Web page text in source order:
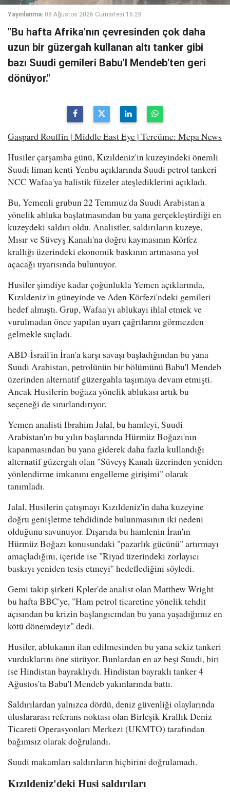
Yayınlanma: 08 Ağustos 2026 Cumartesi 16:28
"Bu hafta Afrika'nın çevresinden çok daha
uzun bir güzergah kullanan altı tanker gibi
bazı Suudi gemileri Babu'l Mendeb'ten geri
dönüyor."
Gaspard Rouffin | Middle East Eye | Tercüme: Mepa News
Husiler çarşamba günü, Kızıldeniz'in kuzeyindeki önemli
Suudi liman kenti Yenbu açıklarında Suudi petrol tankeri
NCC Wafaa'ya balistik füzeler ateşlediklerini açıkladı.
Bu, Yemenli grubun 22 Temmuz'da Suudi Arabistan'a
yönelik abluka başlatmasından bu yana gerçekleştirdiği en
kuzeydeki saldırı oldu. Analistler, saldırıların kuzeye,
Mısır ve Süveyş Kanalı'na doğru kaymasının Körfez
krallığı üzerindeki ekonomik baskının artmasına yol
açacağı uyarısında bulunuyor.
Husiler şimdiye kadar çoğunlukla Yemen açıklarında,
Kızıldeniz'in güneyinde ve Aden Körfezi'ndeki gemileri
hedef almıştı. Grup, Wafaa'yı ablukayı ihlal etmek ve
vurulmadan önce yapılan uyarı çağrılarını görmezden
gelmekle suçladı.
ABD-İsrail'in İran'a karşı savaşı başladığından bu yana
Suudi Arabistan, petrolünün bir bölümünü Babu'l Mendeb
üzerinden alternatif güzergahla taşımaya devam etmişti.
Ancak Husilerin boğaza yönelik ablukası artık bu
seçeneği de sınırlandırıyor.
Yemen analisti Ibrahim Jalal, bu hamleyi, Suudi
Arabistan'ın bu yılın başlarında Hürmüz Boğazı'nın
kapanmasından bu yana giderek daha fazla kullandığı
alternatif güzergah olan "Süveyş Kanalı üzerinden yeniden
yönlendirme imkanını engelleme girişimi" olarak
tanımladı.
Jalal, Husilerin çatışmayı Kızıldeniz'in daha kuzeyine
doğru genişletme tehdidinde bulunmasının iki nedeni
olduğunu savunuyor. Dışarıda bu hamlenin İran'ın
Hürmüz Boğazı konusundaki "pazarlık gücünü" artırmayı
amaçladığını, içeride ise "Riyad üzerindeki zorlayıcı
baskıyı yeniden tesis etmeyi" hedeflediğini söyledi.
Gemi takip şirketi Kpler'de analist olan Matthew Wright
bu hafta BBC'ye, "Ham petrol ticaretine yönelik tehdit
açısından bu krizin başlangıcından bu yana yaşadığımız en
kötü dönemdeyiz" dedi.
Husiler, ablukanın ilan edilmesinden bu yana sekiz tankeri
vurduklarını öne sürüyor. Bunlardan en az beşi Suudi, biri
ise Hindistan bayraklıydı. Hindistan bayraklı tanker 4
Ağustos'ta Babu'l Mendeb yakınlarında battı.
Saldırılardan yalnızca dördü, deniz güvenliği olaylarında
uluslararası referans noktası olan Birleşik Krallık Deniz
Ticareti Operasyonları Merkezi (UKMTO) tarafından
bağımsız olarak doğrulandı.
Suudi makamları saldırıların hiçbirini doğrulamadı.
Kızıldeniz'deki Husi saldırıları